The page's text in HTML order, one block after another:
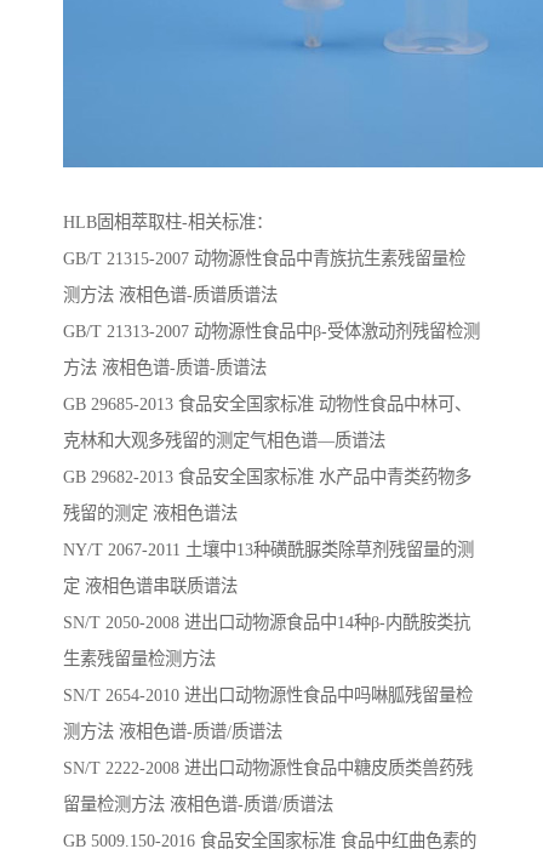
HLB固相萃取柱-相关标准：
GB/T 21315-2007 动物源性食品中青族抗生素残留量检
测方法 液相色谱-质谱质谱法
GB/T 21313-2007 动物源性食品中β-受体激动剂残留检测
方法 液相色谱-质谱-质谱法
GB 29685-2013 食品安全国家标准 动物性食品中林可、
克林和大观多残留的测定气相色谱—质谱法
GB 29682-2013 食品安全国家标准 水产品中青类药物多
残留的测定 液相色谱法
NY/T 2067-2011 土壤中13种磺酰脲类除草剂残留量的测
定 液相色谱串联质谱法
SN/T 2050-2008 进出口动物源食品中14种β-内酰胺类抗
生素残留量检测方法
SN/T 2654-2010 进出口动物源性食品中吗啉胍残留量检
测方法 液相色谱-质谱/质谱法
SN/T 2222-2008 进出口动物源性食品中糖皮质类兽药残
留量检测方法 液相色谱-质谱/质谱法
GB 5009.150-2016 ⻝品安全国家标准 ⻝品中红曲⾊素的